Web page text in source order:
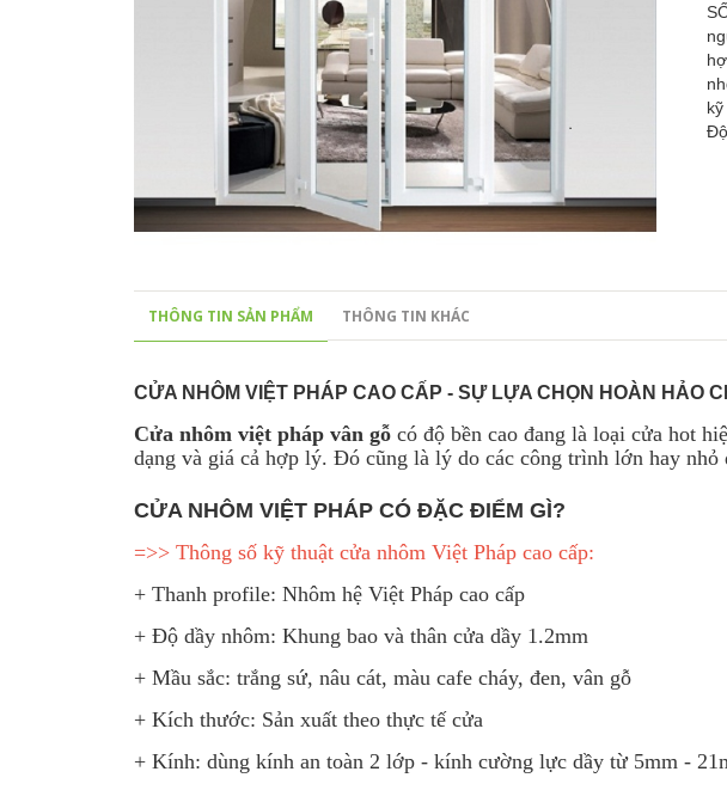
THÔNG TIN SẢN PHẨM THÔNG TIN KHÁC
CỬA NHÔM VIỆT PHÁP CAO CẤP - SỰ LỰA CHỌN HOÀN HẢO
Cửa nhôm việt pháp vân gỗ có độ bền cao đang là loại cửa hot
dạng và giá cả hợp lý. Đó cũng là lý do các công trình lớn hay nhỏ
CỬA NHÔM VIỆT PHÁP CÓ ĐẶC ĐIỂM GÌ?
=>> Thông số kỹ thuật cửa nhôm Việt Pháp cao cấp:
+ Thanh profile: Nhôm hệ Việt Pháp cao cấp
+ Độ dầy nhôm: Khung bao và thân cửa dầy 1.2mm
+ Mầu sắc: trắng sứ, nâu cát, màu cafe cháy, đen, vân gỗ
+ Kích thước: Sản xuất theo thực tế cửa
+ Kính: dùng kính an toàn 2 lớp - kính cường lực dầy từ 5mm -